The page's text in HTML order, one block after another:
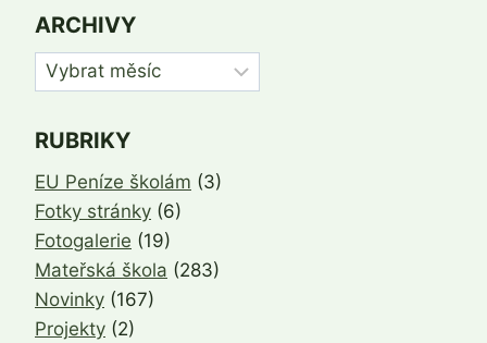
ARCHIVY
Archivy
RUBRIKY
EU Peníze školám (3)
Fotky stránky (6)
Fotogalerie (19)
Mateřská škola (283)
Novinky (167)
Projekty (2)